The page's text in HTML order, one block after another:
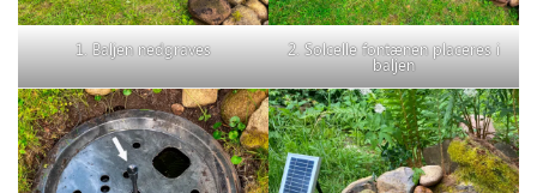
1. Baljen nedgraves 2. Solcelle fontænen placeres i
baljen